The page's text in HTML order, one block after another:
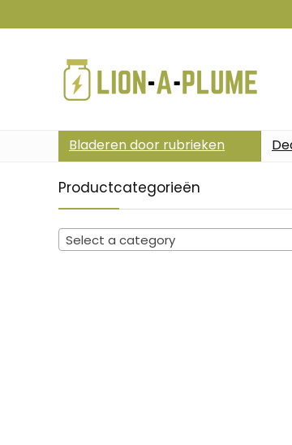
Bladeren door rubrieken
Productcategorieën
Select a category